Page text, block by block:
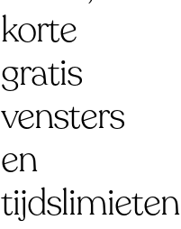
korte
gratis
vensters
en
tijdslimieten